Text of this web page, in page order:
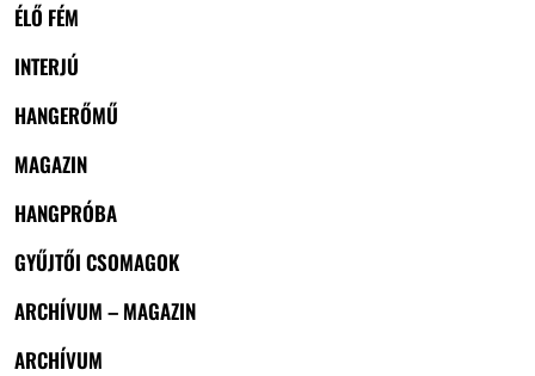
ÉLŐ FÉM
INTERJÚ
HANGERŐMŰ
MAGAZIN
HANGPRÓBA
GYŰJTŐI CSOMAGOK
ARCHÍVUM – MAGAZIN
ARCHÍVUM